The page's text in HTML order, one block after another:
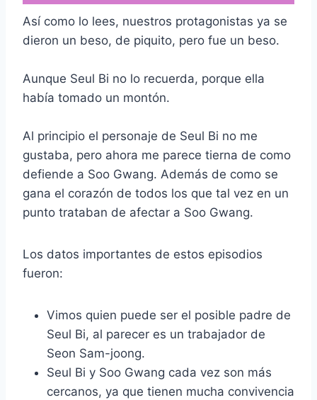
Así como lo lees, nuestros protagonistas ya se
dieron un beso, de piquito, pero fue un beso.
Aunque Seul Bi no lo recuerda, porque ella
había tomado un montón.
Al principio el personaje de Seul Bi no me
gustaba, pero ahora me parece tierna de como
defiende a Soo Gwang. Además de como se
gana el corazón de todos los que tal vez en un
punto trataban de afectar a Soo Gwang.
Los datos importantes de estos episodios
fueron:
Vimos quien puede ser el posible padre de
Seul Bi, al parecer es un trabajador de
Seon Sam-joong.
Seul Bi y Soo Gwang cada vez son más
cercanos, ya que tienen mucha convivencia